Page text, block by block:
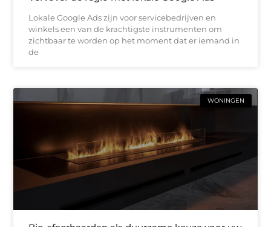
Lokale Google Ads zijn voor servicebedrijven en
winkels een van de krachtigste instrumenten om
zichtbaar te worden op het moment dat er iemand in
de
WONINGEN